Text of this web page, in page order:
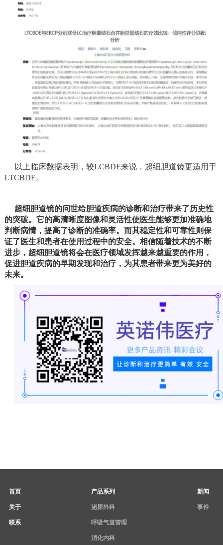
以上临床数据表明，较LCBDE来说，超细胆道镜更适用于
LTCBDE。
超细胆道镜的问世给胆道疾病的诊断和治疗带来了历史性
的突破。它的高清晰度图像和灵活性使医生能够更加准确地
判断病情，提高了诊断的准确率。而其稳定性和可靠性则保
证了医生和患者在使用过程中的安全。相信随着技术的不断
进步，超细胆道镜将会在医疗领域发挥越来越重要的作用，
促进胆道疾病的早期发现和治疗，为其患者带来更为美好的
未来。
首页
关于
联系
产品系列
泌尿外科
呼吸气道管理
消化内科
新闻
事件